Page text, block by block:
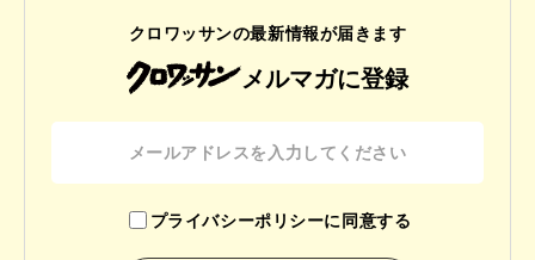
クロワッサンの最新情報が届きます
メルマガに登録
プライバシーポリシーに同意する